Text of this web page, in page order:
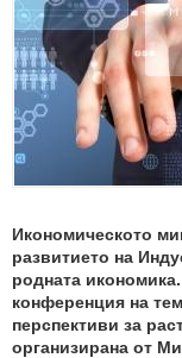
Икономическото
развитието на
родната
конференция на
перспективи за
организирана от